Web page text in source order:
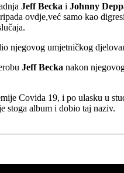
Jeff Becka i Johnny
ovdje,već samo kao
njegovog umjetničkog
Jeff Becka nakon
Covida 19, i po ulasku u
stoga album i dobio taj naziv.